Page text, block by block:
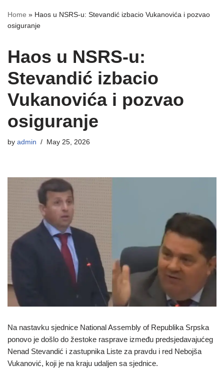
Home » Haos u NSRS-u: Stevandić izbacio Vukanovića i pozvao
osiguranje
Haos u NSRS-u:
Stevandić izbacio
Vukanovića i pozvao
osiguranje
by admin May 25, 2026
Na nastavku sjednice National Assembly of Republika Srpska
ponovo je došlo do žestoke rasprave između predsjedavajućeg
Nenad Stevandić i zastupnika Liste za pravdu i red Nebojša
Vukanović, koji je na kraju udaljen sa sjednice.